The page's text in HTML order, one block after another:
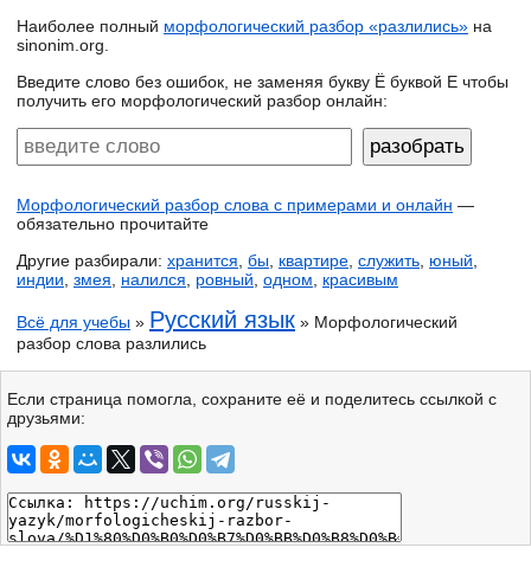
Наиболее полный морфологический разбор «разлились» на
sinonim.org.
Введите слово без ошибок, не заменяя букву Ё буквой Е чтобы
получить его морфологический разбор онлайн:
Морфологический разбор слова с примерами и онлайн —
обязательно прочитайте
Другие разбирали: хранится бы квартире служить юный
индии змея налился ровный одном красивым
Всё для учебы » Русский язык » Морфологический
разбор слова разлились
Если страница помогла, сохраните её и поделитесь ссылкой с
друзьями: